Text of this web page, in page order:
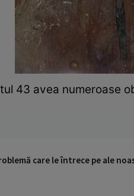
43 avea numeroase
care le întrece pe ale